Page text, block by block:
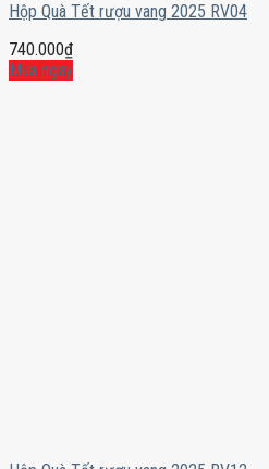
Hộp Quà Tết rượu vang 2025 RV04
740.000₫
Mua ngay